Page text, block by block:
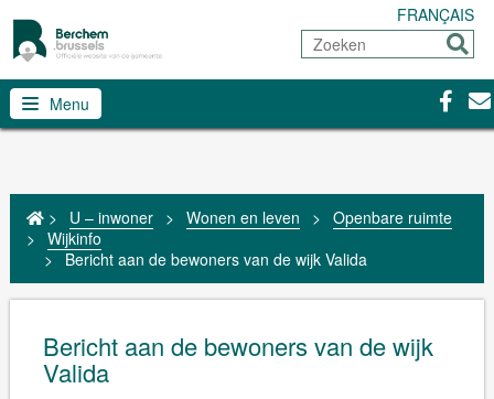
FRANÇAIS
Zoeken
Sturen
Menu
> U – inwoner > Wonen en leven > Openbare ruimte
> Wijkinfo
>
Bericht aan de bewoners van de wijk Valida
Bericht aan de bewoners van de wijk
Valida